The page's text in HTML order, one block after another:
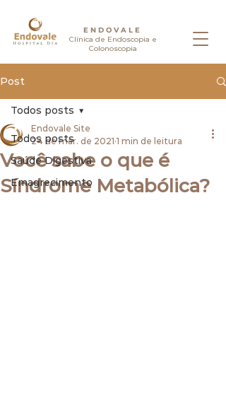
ENDOVALE
Clínica de Endoscopia e
Colonoscopia
Post
Todos posts
Saúde Digestiva
Emagrecimento
Todos posts
Você sabe o que é
Síndrome Metabólica?
Endovale Site
24 de mar. de 2021 1 min de leitura